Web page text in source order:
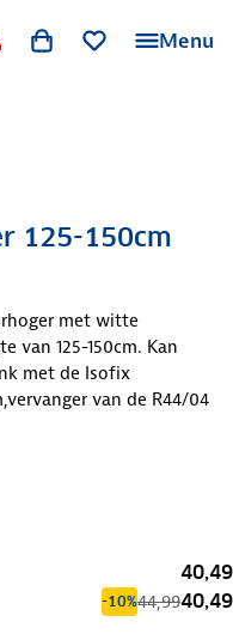
Menu
125-150cm
met witte
van 125-150cm. Kan
met de Isofix
van de R44/04
40,49
-10%44,9940,49